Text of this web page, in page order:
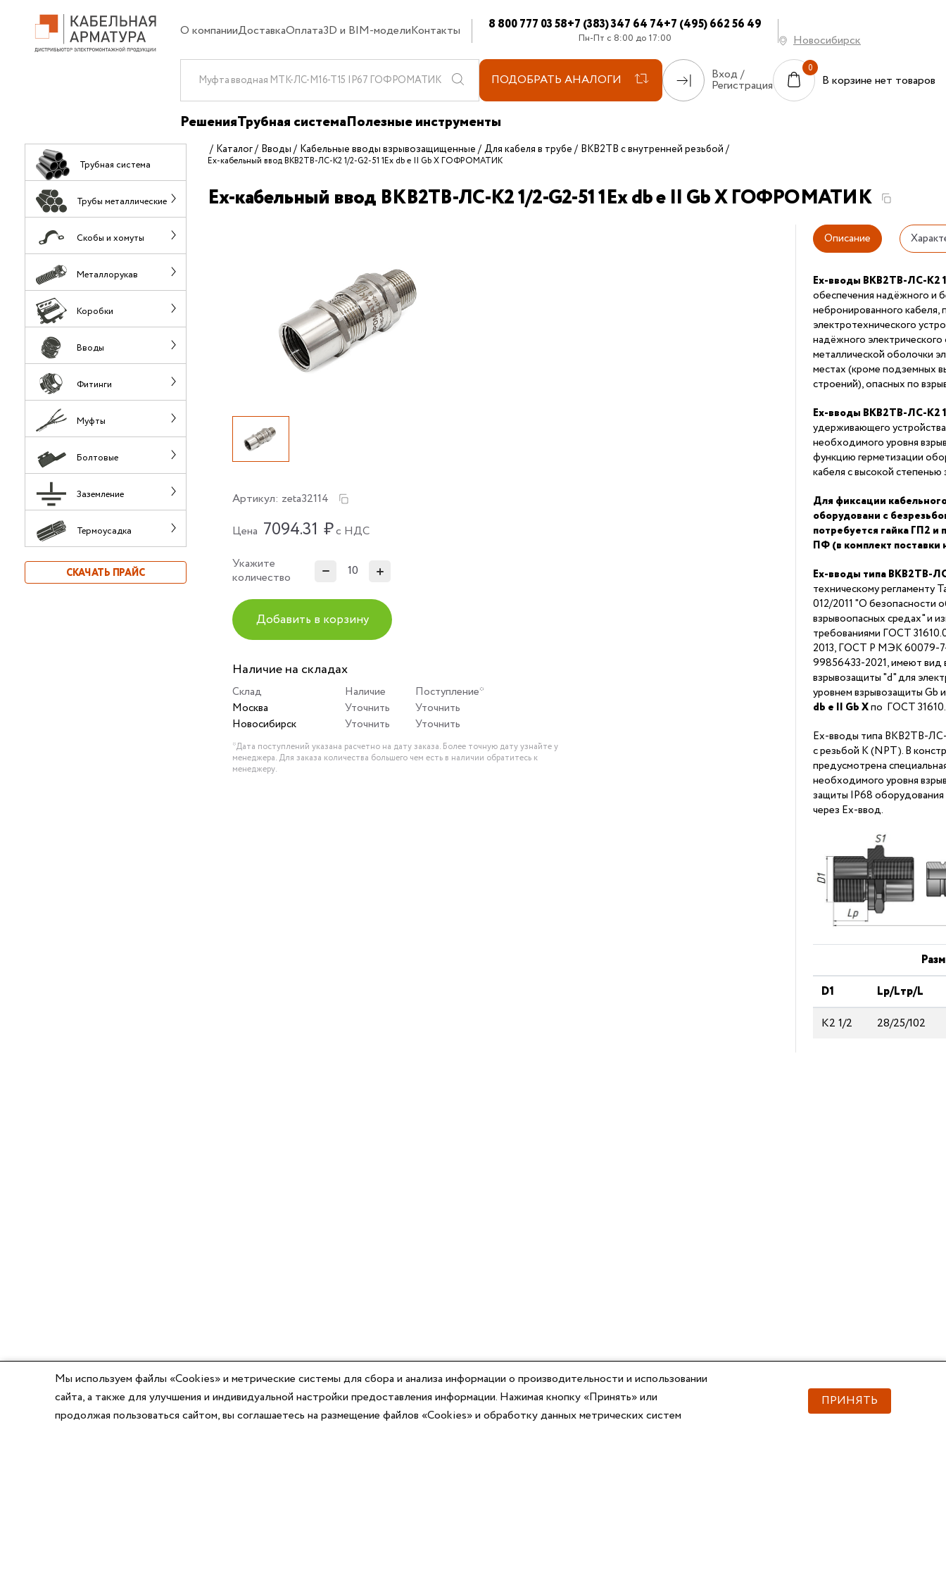
О компанииДоставкаОплата3D и BIM-моделиКонтакты 8 800 777 03 58+7 (383) 347 64 74+7 (495) 662 56 49
Пн-Пт с 8:00 до 17:00 Новосибирск
ПОДОБРАТЬ АНАЛОГИ Вход /
Регистрация В корзине нет товаров
РешенияТрубная системаПолезные инструменты
Трубная система
Трубы металлические
Скобы и хомуты
Металлорукав
Коробки
Вводы
Фитинги
Муфты
Болтовые
Заземление
Термоусадка
СКАЧАТЬ ПРАЙС
Каталог Вводы Кабельные вводы взрывозащищенные Для кабеля в трубе ВКВ2ТВ с внутренней резьбой
Ех-кабельный ввод ВКВ2ТВ-ЛС-К2 1/2-G2-51 1Ex db e II Gb X ГОФРОМАТИК
Ех-кабельный ввод ВКВ2ТВ-ЛС-К2 1/2-G2-51 1Ex db e II Gb X ГОФРОМАТИК
Артикул: zeta32114
Цена 7094.31 ₽с НДС
Укажите
количество
Добавить в корзину
Наличие на складах
Склад Наличие
Поступление*
Москва
Уточнить
Уточнить
Новосибирск
Уточнить Уточнить
*Дата поступлений указана расчетно на дату заказа. Более точную дату узнайте у
менеджера. Для заказа количества большего чем есть в наличии обратитесь к
менеджеру.
Описание
Ex-вводы ВКВ2ТВ-ЛС-К2
обеспечения надёжного и
небронированного кабеля,
электротехнического
надёжного
металлической оболочки
местах (кроме подземных
строений), опасных по
Ex-вводы ВКВ2ТВ-ЛС-К2
удерживающего
необходимого уровня
функцию герметизации
кабеля с высокой
Для фиксации
оборудовани с
потребуется гайка ГП2 и
ПФ (в комплект поставки
Ex-вводы типа ВКВ2ТВ-
техническому
012/2011 "О безопасности
взрывоопасных средах" и
требованиями ГОСТ
2013, ГОСТ Р МЭК 60079-
99856433-2021, имеют вид
взрывозащиты "d" для
уровнем взрывозащиты Gb
db е II Gb Xпо ГОСТ
Ex-вводы типа ВКВ2ТВ-ЛС-
с резьбой K (NPT). В
предусмотрена
необходимого уровня
защиты IP68
через Ex-ввод.
D1
Lp/Lтp/L
K2 1/2
28/25/102
Мы используем файлы «Cookies» и метрические системы для сбора и анализа информации о производительности и использовании
сайта, а также для улучшения и индивидуальной настройки предоставления информации. Нажимая кнопку «Принять» или
продолжая пользоваться сайтом, вы соглашаетесь на размещение файлов «Cookies» и обработку данных метрических систем
ПРИНЯТЬ